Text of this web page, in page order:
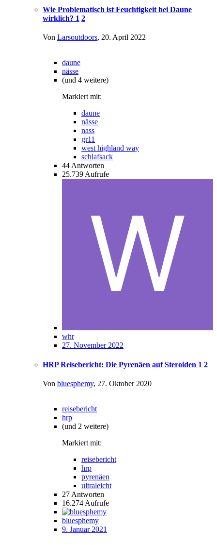
Wie Problematisch ist Feuchtigkeit bei Daune
wirklich? 1 2
Von Larsoutdoors, 20. April 2022
daune
nässe
(und 4 weitere)
Markiert mit:
daune
nässe
nass
gr11
west highland way
schlafsack
44 Antworten
25.739 Aufrufe
whr
27. November 2022
HRP Reisebericht: Die Pyrenäen auf Steroiden 1 2
Von bluesphemy, 27. Oktober 2020
reisebericht
hrp
(und 2 weitere)
Markiert mit:
reisebericht
hrp
pyrenäen
ultraleicht
27 Antworten
16.274 Aufrufe
bluesphemy
9. Januar 2021